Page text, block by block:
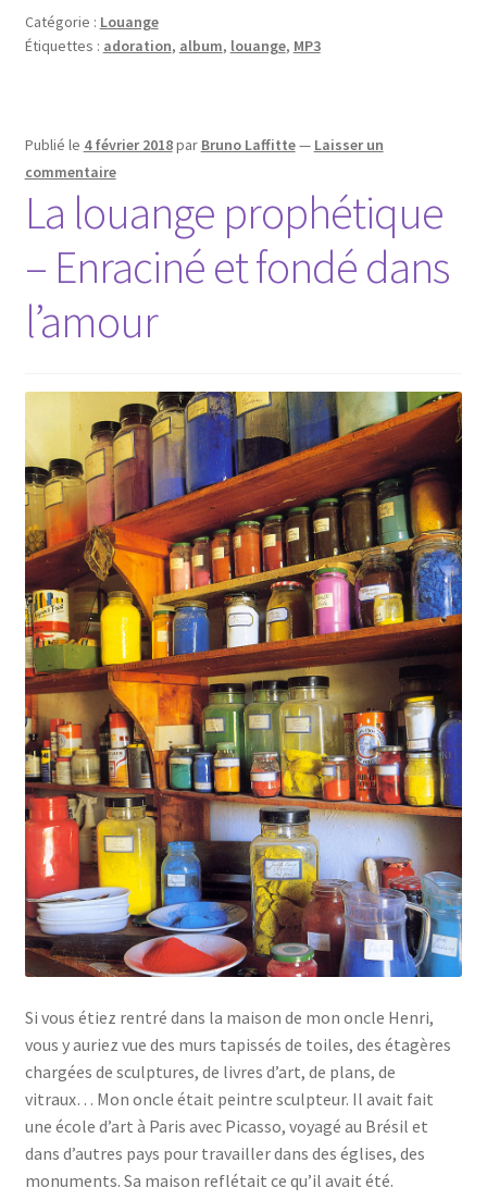
Catégorie : Louange
Étiquettes : adoration, album, louange, MP3
Publié le 4 février 2018par Bruno Laffitte— Laisser un
commentaire
La louange prophétique
– Enraciné et fondé dans
l’amour
Si vous étiez rentré dans la maison de mon oncle Henri,
vous y auriez vue des murs tapissés de toiles, des étagères
chargées de sculptures, de livres d’art, de plans, de
vitraux… Mon oncle était peintre sculpteur. Il avait fait
une école d’art à Paris avec Picasso, voyagé au Brésil et
dans d’autres pays pour travailler dans des églises, des
monuments. Sa maison reflétait ce qu’il avait été.